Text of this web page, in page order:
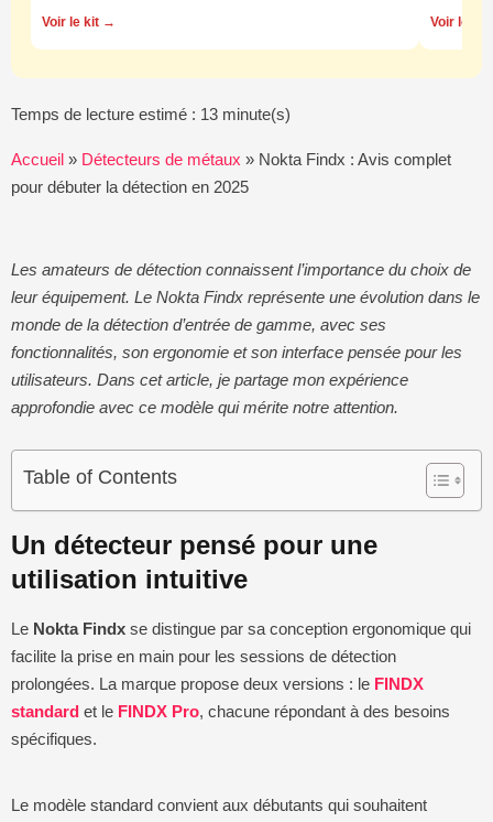
Voir le kit → Voir les
Temps de lecture estimé : 13 minute(s)
Accueil » Détecteurs de métaux » Nokta Findx : Avis complet
pour débuter la détection en 2025
Les amateurs de détection connaissent l’importance du choix de
leur équipement. Le Nokta Findx représente une évolution dans le
monde de la détection d’entrée de gamme, avec ses
fonctionnalités, son ergonomie et son interface pensée pour les
utilisateurs. Dans cet article, je partage mon expérience
approfondie avec ce modèle qui mérite notre attention.
Table of Contents
Un détecteur pensé pour une
utilisation intuitive
Le Nokta Findx se distingue par sa conception ergonomique qui
facilite la prise en main pour les sessions de détection
prolongées. La marque propose deux versions : le FINDX
standard et le FINDX Pro, chacune répondant à des besoins
spécifiques.
Le modèle standard convient aux débutants qui souhaitent